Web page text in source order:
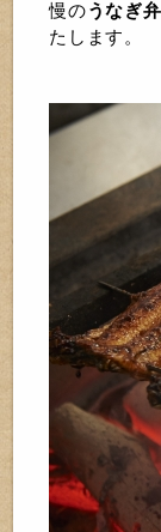
慢のうなぎ
たします。